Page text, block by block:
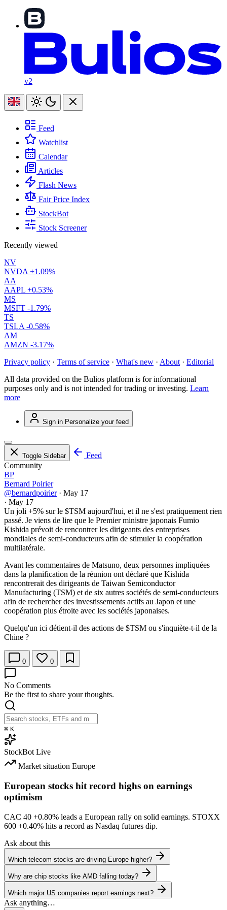
v2
Feed
Watchlist
Calendar
Articles
Flash News
Fair Price Index
StockBot
Stock Screener
Recently viewed
NV
NVDA +1.09%
AA
AAPL +0.53%
MS
MSFT -1.79%
TS
TSLA -0.58%
AM
AMZN -3.17%
Privacy policy · Terms of service · What's new · About · Editorial
All data provided on the Bulios platform is for informational
purposes only and is not intended for trading or investing. Learn
more
Sign in Personalize your feed
Toggle Sidebar
Feed
Community
BP
Bernard Poirier
@bernardpoirier · May 17
· May 17
Un joli +5% sur le $TSM aujourd'hui, et il ne s'est pratiquement rien
passé. Je viens de lire que le Premier ministre japonais Fumio
Kishida prévoit de rencontrer les dirigeants des entreprises
mondiales de semi-conducteurs afin de stimuler la coopération
multilatérale.
Avant les commentaires de Matsuno, deux personnes impliquées
dans la planification de la réunion ont déclaré que Kishida
rencontrerait des dirigeants de Taiwan Semiconductor
Manufacturing (TSM) et de six autres sociétés de semi-conducteurs
afin de rechercher des investissements actifs au Japon et une
coopération plus étroite avec les sociétés japonaises.
Quelqu'un ici détient-il des actions de $TSM ou s'inquiète-t-il de la
Chine ?
0 0
No Comments
Be the first to share your thoughts.
⌘ K
StockBot Live
Market situation Europe
European stocks hit record highs on earnings
optimism
CAC 40 +0.80% leads a European rally on solid earnings. STOXX
600 +0.40% hits a record as Nasdaq futures dip.
Ask about this
Which telecom stocks are driving Europe higher?
Why are chip stocks like AMD falling today?
Which major US companies report earnings next?